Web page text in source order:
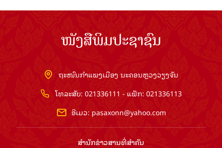
ໜັງສືພິມປະຊາຊົນ
ຖະໜົນກຳແພງເມືອງ ນະຄອນຫຼວງວຽງຈັນ
ໂທລະສັບ: 021336111 - ແຟັກ: 021336113
ອີເມວ: pasaxonn@yahoo.com
ສຳ​ນັກ​ຂ່າວ​ສານ​ທີ່​ສຳ​ຄັນ​